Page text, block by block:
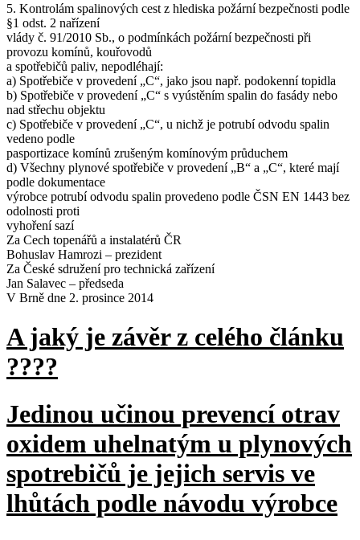
5. Kontrolám spalinových cest z hlediska požární bezpečnosti podle
§1 odst. 2 nařízení
vlády č. 91/2010 Sb., o podmínkách požární bezpečnosti při
provozu komínů, kouřovodů
a spotřebičů paliv, nepodléhají:
a) Spotřebiče v provedení „C“, jako jsou např. podokenní topidla
b) Spotřebiče v provedení „C“ s vyústěním spalin do fasády nebo
nad střechu objektu
c) Spotřebiče v provedení „C“, u nichž je potrubí odvodu spalin
vedeno podle
pasportizace komínů zrušeným komínovým průduchem
d) Všechny plynové spotřebiče v provedení „B“ a „C“, které mají
podle dokumentace
výrobce potrubí odvodu spalin provedeno podle ČSN EN 1443 bez
odolnosti proti
vyhoření sazí
Za Cech topenářů a instalatérů ČR
Bohuslav Hamrozi – prezident
Za České sdružení pro technická zařízení
Jan Salavec – předseda
V Brně dne 2. prosince 2014
A jaký je závěr z celého článku
????
Jedinou učinou prevencí otrav
oxidem uhelnatým u plynových
spotrebičů je jejich servis ve
lhůtách podle návodu výrobce